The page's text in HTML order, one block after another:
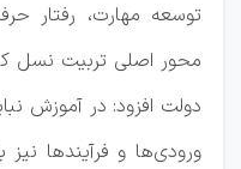
توسعه مهارت، رفتار
محور اصلی تربیت نسل
دولت افزود: در آموزش
ورودی‌ها و فرآیند‌ها